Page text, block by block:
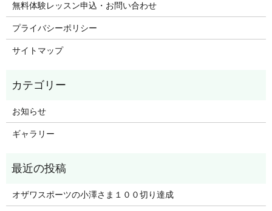
無料体験レッスン申込・お問い合わせ
プライバシーポリシー
サイトマップ
お知らせ
ギャラリー
オザワスポーツの小澤さま１００切り達成